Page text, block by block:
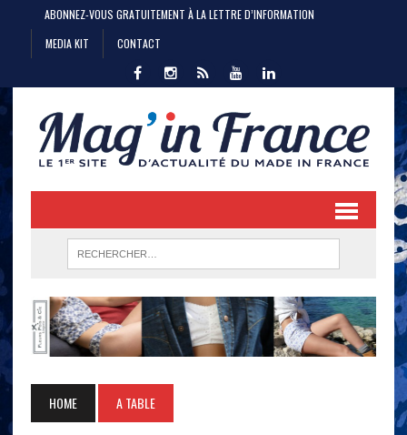
ABONNEZ-VOUS GRATUITEMENT À LA LETTRE D’INFORMATION
MEDIA KIT
CONTACT
HOME A TABLE